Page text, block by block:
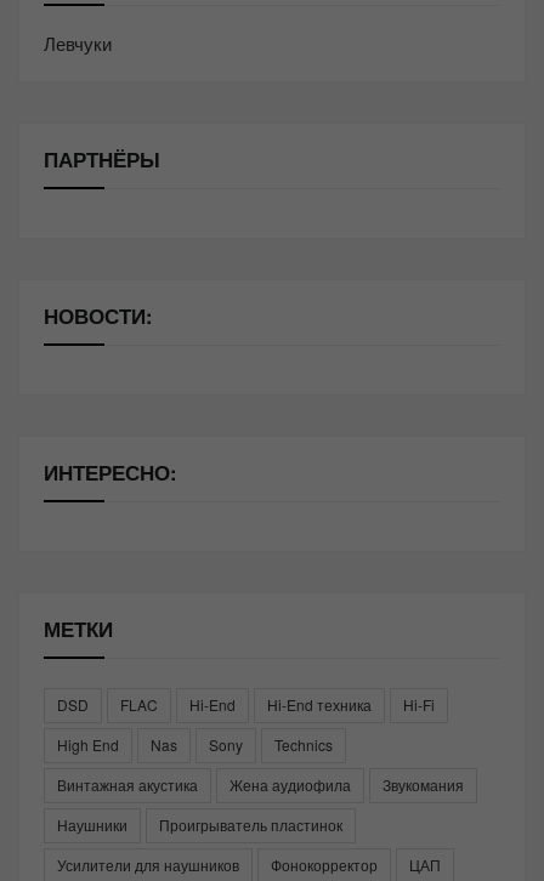
Левчуки
ПАРТНЁРЫ
НОВОСТИ:
ИНТЕРЕСНО:
МЕТКИ
DSD FLAC Hi-End Hi-End техника
Hi-Fi
High End
Nas Sony
Technics
Винтажная акустика
Жена аудиофила
Звукомания
Наушники
Проигрыватель пластинок
Усилители для наушников
Фонокорректор
ЦАП